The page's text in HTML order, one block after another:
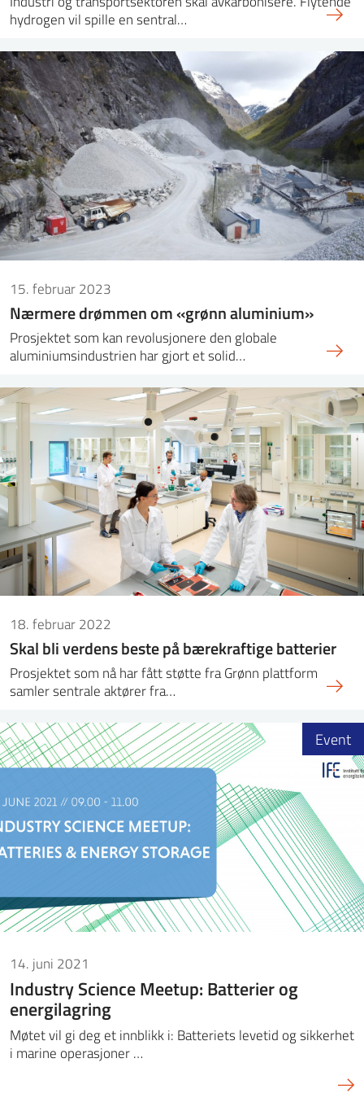
hydrogen vil spille en sentral…
15. februar 2023
Nærmere drømmen om «grønn aluminium»
Prosjektet som kan revolusjonere den globale
aluminiumsindustrien har gjort et solid…
18. februar 2022
Skal bli verdens beste på bærekraftige batterier
Prosjektet som nå har fått støtte fra Grønn plattform
samler sentrale aktører fra…
14. juni 2021
Industry Science Meetup: Batterier og
energilagring
Møtet vil gi deg et innblikk i: Batteriets levetid og sikkerhet
i marine operasjoner …
Event